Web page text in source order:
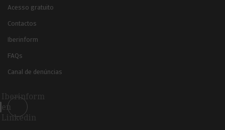
Acesso gratuito
Contactos
Iberinform
FAQs
Canal de denúncias
Iberinform
en
Linkedin